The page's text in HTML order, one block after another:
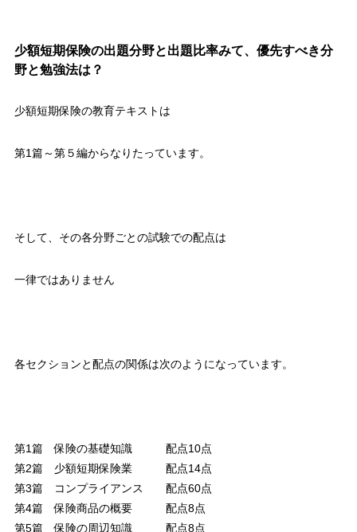
少額短期保険の出題分野と出題比率みて、優先すべき分
野と勉強法は？
少額短期保険の教育テキストは
第1篇～第５編からなりたっています。
そして、その各分野ごとの試験での配点は
一律ではありません
各セクションと配点の関係は次のようになっています。
第1篇 保険の基礎知識 配点10点
第2篇 少額短期保険業 配点14点
第3篇 コンプライアンス 配点60点
第4篇 保険商品の概要 配点8点
第5篇 保険の周辺知識 配点8点